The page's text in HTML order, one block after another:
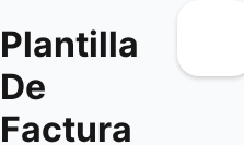
Plantilla
De
Factura